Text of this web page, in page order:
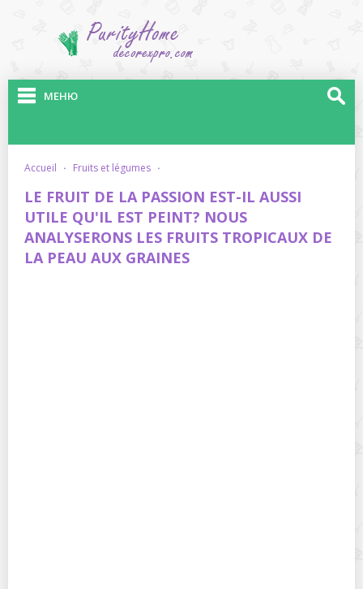
МЕНЮ
accueil · fruits et légumes ·
LE FRUIT DE LA PASSION EST-IL AUSSI
UTILE QU'IL EST PEINT? NOUS
ANALYSERONS LES FRUITS TROPICAUX DE
LA PEAU AUX GRAINES